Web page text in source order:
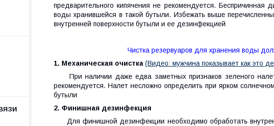
предварительного кипячения не рекомендуется. Беспричинная
воды хранившейся в такой бутыли. Избежать выше
внутренней поверхности бутыли и ее дезинфекцией
Чистка резервуаров для хранения воды
1. Механическая очистка (Видео: мужчина показывает как это
При наличии даже едва заметных признаков зеленого
рекомендуется. Налет несложно определить при ярком
бутыли
2. Финишная дезинфекция
Для финишной дезинфекции необходимо обработать